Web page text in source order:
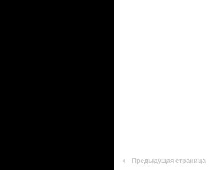
Предыдущая страница